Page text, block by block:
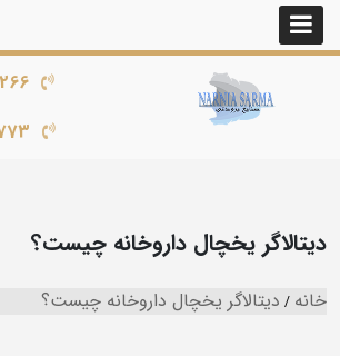
دیتالاگر یخچال داروخانه چیست؟
خانه دیتالاگر یخچال داروخانه چیست؟